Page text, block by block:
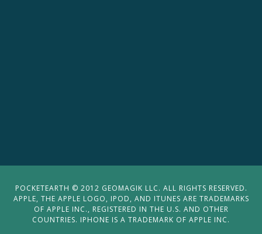
POCKETEARTH © 2012 GEOMAGIK LLC. ALL RIGHTS RESERVED.
APPLE, THE APPLE LOGO, IPOD, AND ITUNES ARE TRADEMARKS
OF APPLE INC., REGISTERED IN THE U.S. AND OTHER
COUNTRIES. IPHONE IS A TRADEMARK OF APPLE INC.